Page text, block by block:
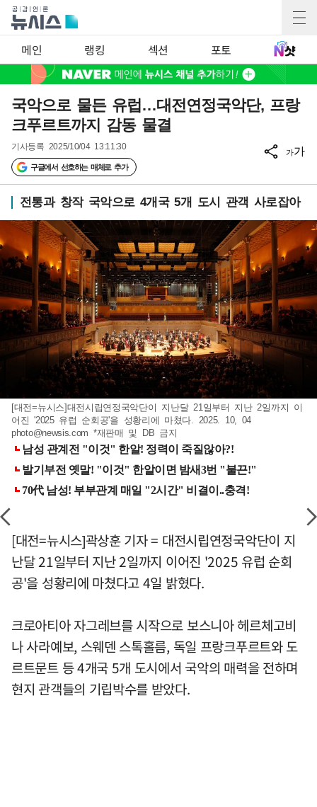
메인 랭킹 섹션 포토
국악으로 물든 유럽…대전연정국악단, 프랑
크푸르트까지 감동 물결
기사등록 2025/10/04 13:11:30
구글에서 선호하는 매체로 추가
가가
전통과 창작 국악으로 4개국 5개 도시 관객 사로잡아
[대전=뉴시스]대전시립연정국악단이 지난달 21일부터 지난 2일까지 이
어진 '2025 유럽 순회공'을 성황리에 마쳤다. 2025. 10, 04
photo@newsis.com *재판매 및 DB 금지
[대전=뉴시스]곽상훈 기자 = 대전시립연정국악단이 지
난달 21일부터 지난 2일까지 이어진 '2025 유럽 순회
공'을 성황리에 마쳤다고 4일 밝혔다.
크로아티아 자그레브를 시작으로 보스니아 헤르체고비
나 사라예보, 스웨덴 스톡홀름, 독일 프랑크푸르트와 도
르트문트 등 4개국 5개 도시에서 국악의 매력을 전하며
현지 관객들의 기립박수를 받았다.